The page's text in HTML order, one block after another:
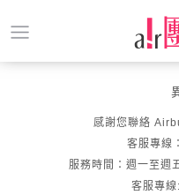
感謝您聯絡
客服專線
服務時間：週一至
客服專